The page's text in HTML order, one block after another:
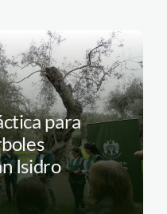
para
Isidro